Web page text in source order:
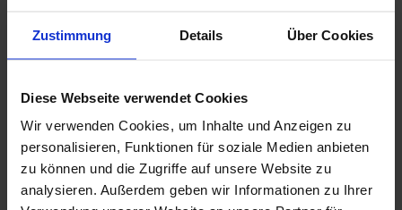
Zustimmung Details Über Cookies
Diese Webseite verwendet Cookies
Wir verwenden Cookies, um Inhalte und Anzeigen zu
personalisieren, Funktionen für soziale Medien anbieten
zu können und die Zugriffe auf unsere Website zu
analysieren. Außerdem geben wir Informationen zu Ihrer
MEHR ÜBER UNSER SERVICE-ANGEBOT
ERFAHREN